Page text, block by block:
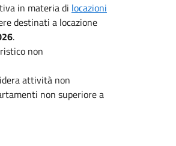
in materia di locazioni
destinati a locazione
.
non
attività non
non superiore a